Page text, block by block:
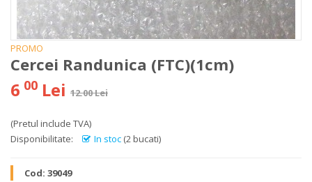
PROMO
Cercei Randunica (FTC)(1cm)
6 00 Lei 12.00 Lei
(Pretul include TVA)
Disponibilitate:
In stoc (2 bucati)
Cod: 39049